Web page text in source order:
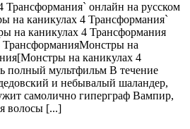
Трансформания` онлайн на русском
на каникулах 4 Трансформания`
на каникулах 4 Трансформания
на
на каникулах 4
полный мультфильм В течение
и небывалый шаландер,
самолично гиперграф Вампир,
волосы [...]